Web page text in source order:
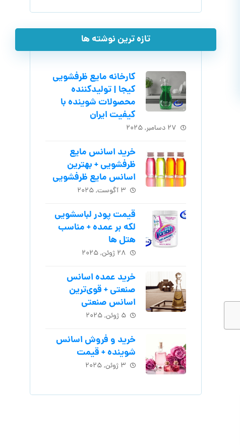
تازه ترین نوشته ها
کارخانه مایع ظرفشویی
کیجا | تولیدکننده
محصولات شوینده با
کیفیت ایران
۲۷ دسامبر, ۲۰۲۵
خرید اسانس مایع
ظرفشویی + بهترین
اسانس مایع ظرفشویی
۳ آگوست, ۲۰۲۵
قیمت پودر لباسشویی
لکه بر عمده + مناسب
هتل ها
۲۸ ژوئن, ۲۰۲۵
خرید عمده اسانس
صنعتی + قوی‌ترین
اسانس‌ صنعتی
۵ ژوئن, ۲۰۲۵
خرید و فروش اسانس
شوینده + قیمت
۳ ژوئن, ۲۰۲۵